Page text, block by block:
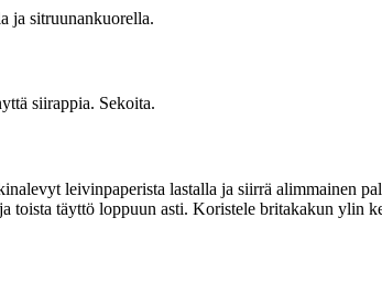
ja sitruunankuorella.
siirappia. Sekoita.
leivinpaperista lastalla ja siirrä alimmainen
toista täyttö loppuun asti. Koristele britakakun ylin